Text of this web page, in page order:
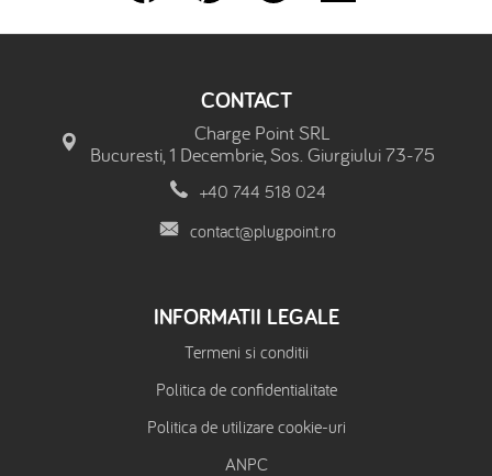
CONTACT
Charge Point SRL
Bucuresti, 1 Decembrie, Sos. Giurgiului 73-75
+40 744 518 024
contact@plugpoint.ro
INFORMATII LEGALE
Termeni si conditii
Politica de confidentialitate
Politica de utilizare cookie-uri
ANPC